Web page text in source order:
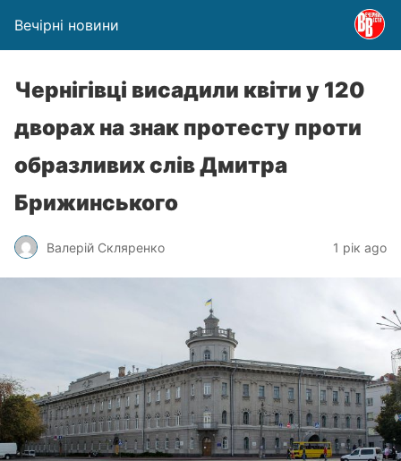
Вечірні новини
Чернігівці висадили квіти у 120
дворах на знак протесту проти
образливих слів Дмитра
Брижинського
Валерій Скляренко 1 рік ago